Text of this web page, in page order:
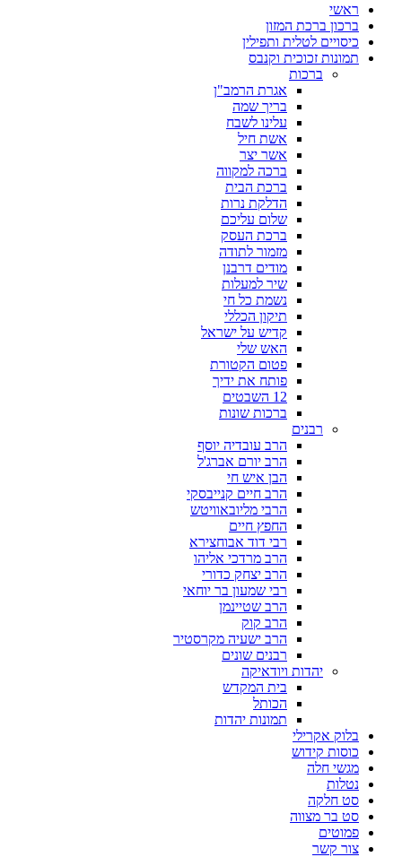
ראשי
ברכון ברכת המזון
כיסויים לטלית ותפילין
תמונות זכוכית וקנבס
ברכות
אגרת הרמב"ן
בריך שמה
עלינו לשבח
אשת חיל
אשר יצר
ברכה למקווה
ברכת הבית
הדלקת נרות
שלום עליכם
ברכת העסק
מזמור לתודה
מודים דרבנן
שיר למעלות
נשמת כל חי
תיקון הכללי
קדיש על ישראל
האש שלי
פטום הקטורת
פותח את ידיך
12 השבטים
ברכות שונות
רבנים
הרב עובדיה יוסף
הרב יורם אברג'ל
הבן איש חי
הרב חיים קנייבסקי
הרבי מליובאוויטש
החפץ חיים
רבי דוד אבוחצירא
הרב מרדכי אליהו
הרב יצחק כדורי
רבי שמעון בר יוחאי
הרב שטיינמן
הרב קוק
הרב ישעיה מקרסטיר
רבנים שונים
יהדות ויודאיקה
בית המקדש
הכותל
תמונות יהדות
בלוק אקרילי
כוסות קידוש
מגשי חלה
נטלות
סט חלקה
סט בר מצווה
פמוטים
צור קשר